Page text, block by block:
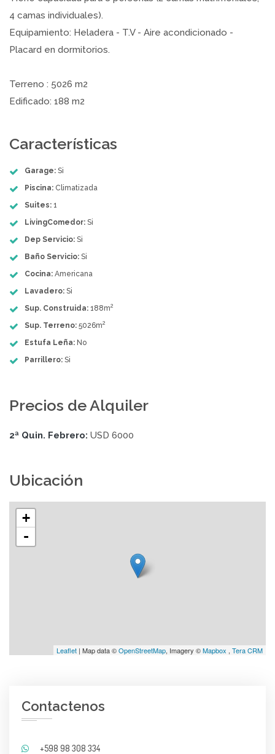
4 camas individuales).
Equipamiento: Heladera - T.V - Aire acondicionado -
Placard en dormitorios.
Terreno : 5026 m2
Edificado: 188 m2
Características
Garage: Si
Piscina: Climatizada
Suites: 1
LivingComedor: Si
Dep Servicio: Si
Baño Servicio: Si
Cocina: Americana
Lavadero: Si
Sup. Construida: 188m2
Sup. Terreno: 5026m2
Estufa Leña: No
Parrillero: Si
Precios de Alquiler
2ª Quin. Febrero: USD 6000
Ubicación
+
-
Leaflet | Map data ©OpenStreetMap, Imagery ©Mapbox , Tera CRM
Contactenos
+598 98 308 334